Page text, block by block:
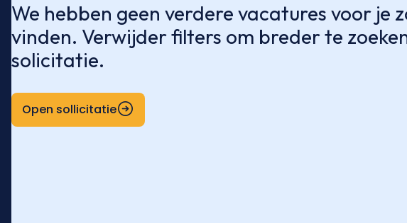
We hebben geen verdere vacatures voor je
vinden. Verwijder filters om breder te
solicitatie.
Open sollicitatie